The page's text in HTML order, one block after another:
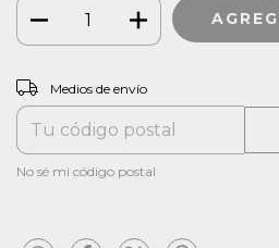
Entregas para el CP:
Medios de envío
No sé mi código postal